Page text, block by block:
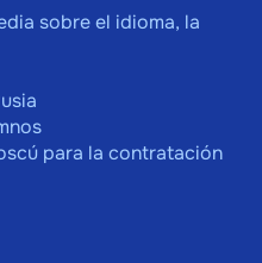
sobre el idioma, la
para la contratación